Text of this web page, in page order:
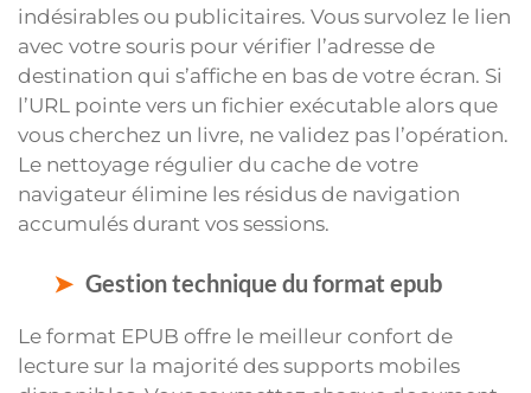
indésirables ou publicitaires. Vous survolez le lien
avec votre souris pour vérifier l’adresse de
destination qui s’affiche en bas de votre écran. Si
l’URL pointe vers un fichier exécutable alors que
vous cherchez un livre, ne validez pas l’opération.
Le nettoyage régulier du cache de votre
navigateur élimine les résidus de navigation
accumulés durant vos sessions.
Gestion technique du format epub
Le format EPUB offre le meilleur confort de
lecture sur la majorité des supports mobiles